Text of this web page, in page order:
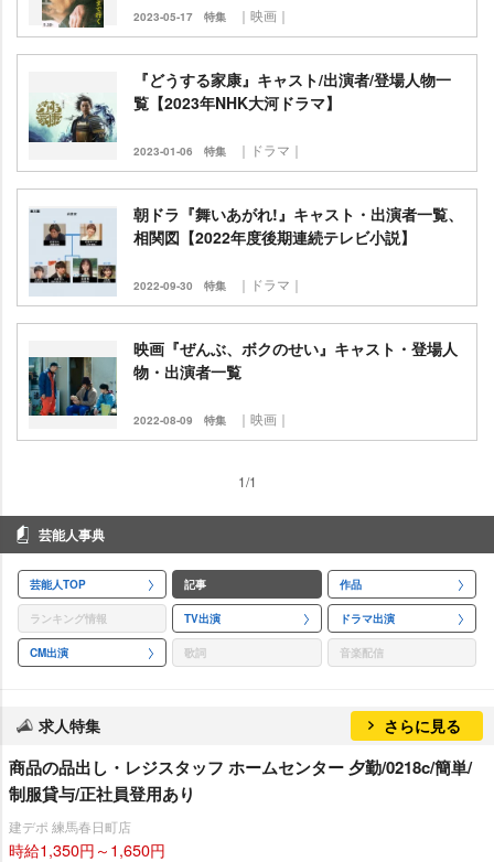
2023-05-17 特集 ｜映画｜
『どうする家康』キャスト/出演者/登場人物一
覧【2023年NHK大河ドラマ】
2023-01-06 特集 ｜ドラマ｜
朝ドラ『舞いあがれ!』キャスト・出演者一覧、
相関図【2022年度後期連続テレビ小説】
2022-09-30 特集 ｜ドラマ｜
映画『ぜんぶ、ボクのせい』キャスト・登場人
物・出演者一覧
2022-08-09 特集 ｜映画｜
1/1
芸能人事典
芸能人TOP 記事 作品
ランキング情報 TV出演 ドラマ出演
CM出演 歌詞 音楽配信
求人特集 さらに見る
商品の品出し・レジスタッフ ホームセンター 夕勤/0218c/簡単/
制服貸与/正社員登用あり
建デポ 練馬春日町店
時給1,350円～1,650円